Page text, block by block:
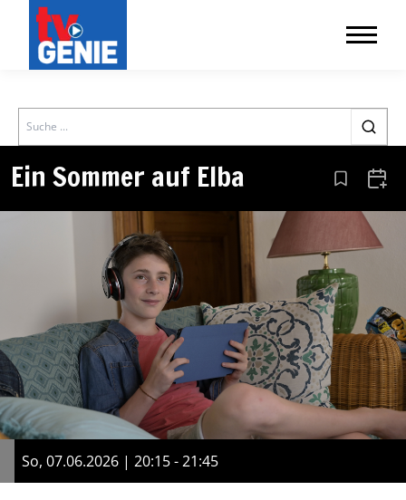
Search
Ein Sommer auf Elba Aus den
So, 07.06.2026 | 20:15 - 21:45